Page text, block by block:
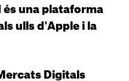
és una plataforma
ulls d'Apple i la
Digitals